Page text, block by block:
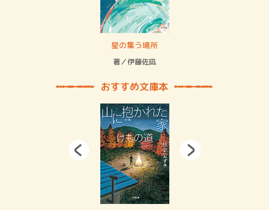
星の集う場所
著／伊藤佐凪
おすすめ文庫本